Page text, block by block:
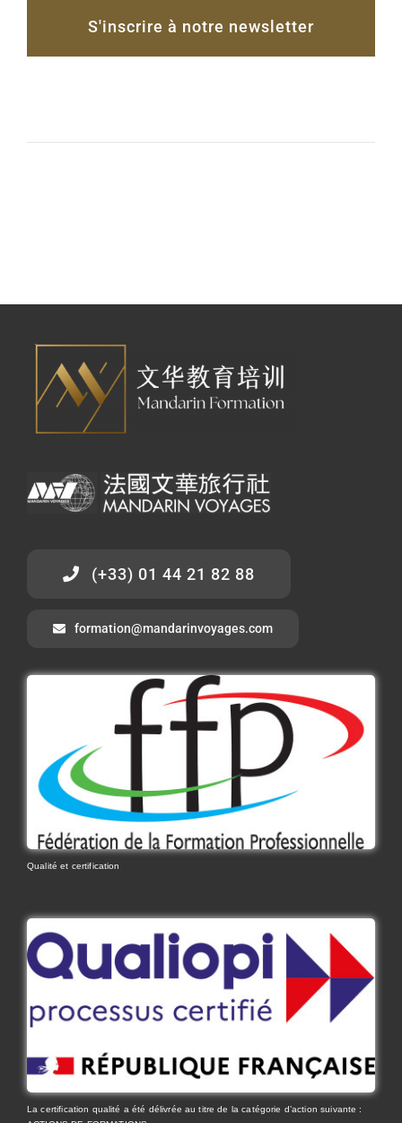
S'inscrire à notre newsletter
(+33) 01 44 21 82 88
formation@mandarinvoyages.com
Qualité et certification
La certification qualité a été délivrée au titre de la catégorie d’action suivante :